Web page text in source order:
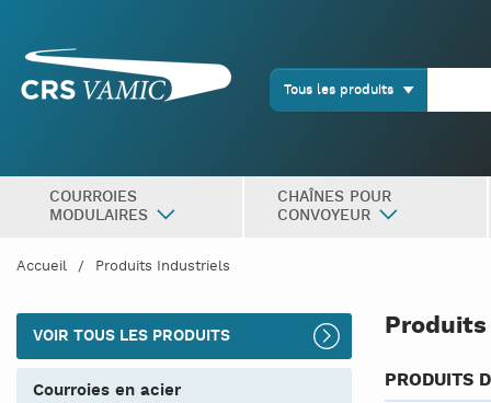
Tous les produits
COURROIES
MODULAIRES
CHAÎNES POUR
CONVOYEUR
Accueil Produits Industriels
VOIR TOUS LES PRODUITS
courroies en acier PRODUITS